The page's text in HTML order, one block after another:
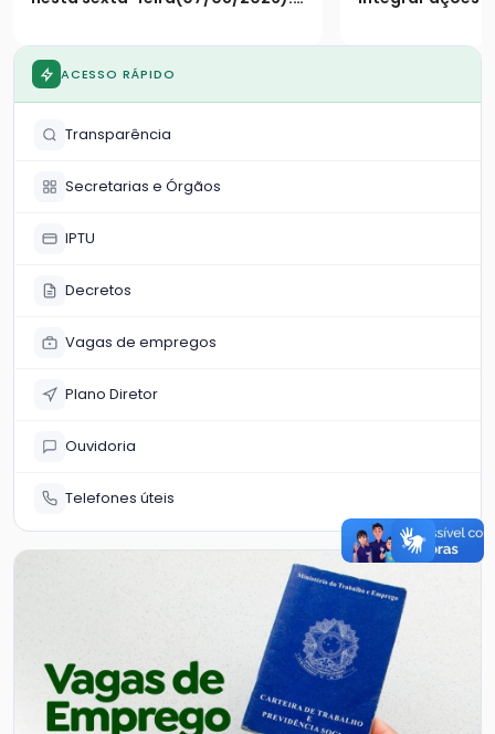
CPF
mercado local
ACESSO RÁPIDO
Transparência
Secretarias e Órgãos
IPTU
Decretos
Vagas de empregos
Plano Diretor
Ouvidoria
Telefones úteis